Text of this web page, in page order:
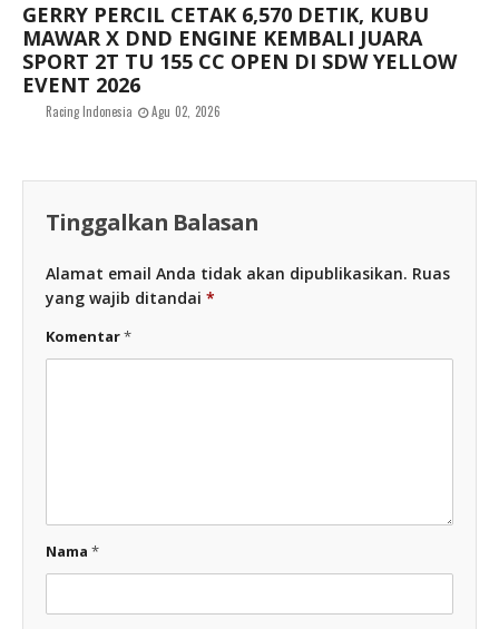
GERRY PERCIL CETAK 6,570 DETIK, KUBU
MAWAR X DND ENGINE KEMBALI JUARA
SPORT 2T TU 155 CC OPEN DI SDW YELLOW
EVENT 2026
Racing Indonesia Agu 02, 2026
Tinggalkan Balasan
Alamat email Anda tidak akan dipublikasikan. Ruas
yang wajib ditandai *
Komentar*
Nama *